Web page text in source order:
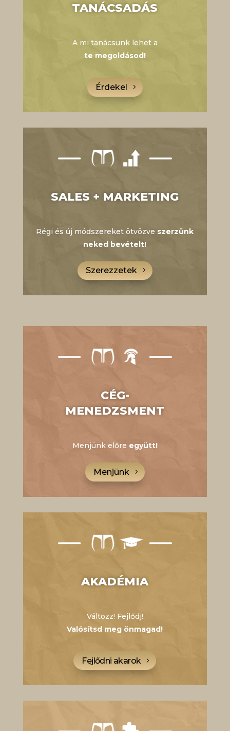
TANÁCSADÁS
A mi tanácsunk lehet a
te megoldásod!
Érdekel
SALES + MARKETING
Régi és új módszereket ötvözve szerzünk
neked bevételt!
Szerezzetek
CÉG-
MENEDZSMENT
Menjünk előre együtt!
Menjünk
AKADÉMIA
Változz! Fejlődj!
Valósítsd meg önmagad!
Fejlődni akarok